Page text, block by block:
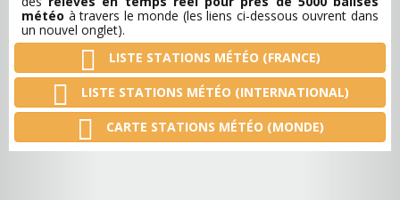
météo à travers le monde (les liens ci-dessous ouvrent dans
un nouvel onglet).
LISTE STATIONS MÉTÉO (FRANCE)
LISTE STATIONS MÉTÉO (INTERNATIONAL)
CARTE STATIONS MÉTÉO (MONDE)